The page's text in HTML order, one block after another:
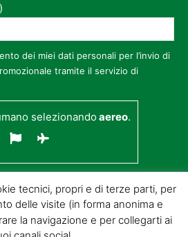
dei miei dati personali per l’invio di
tramite il servizio di
selezionandoaereo.
tecnici, propri e di terze parti, per
delle visite (in forma anonima e
la navigazione e per collegarti ai